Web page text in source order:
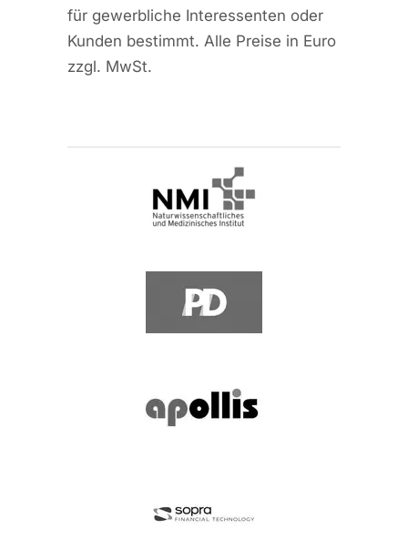
für gewerbliche Interessenten oder
Kunden bestimmt. Alle Preise in Euro
zzgl. MwSt.